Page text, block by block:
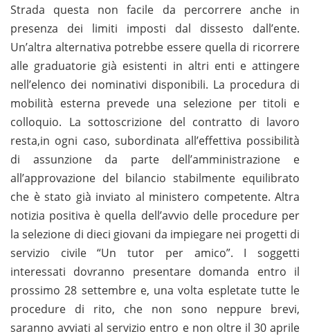
Strada questa non facile da percorrere anche in
presenza dei limiti imposti dal dissesto dall’ente.
Un’altra alternativa potrebbe essere quella di ricorrere
alle graduatorie già esistenti in altri enti e attingere
nell’elenco dei nominativi disponibili. La procedura di
mobilità esterna prevede una selezione per titoli e
colloquio. La sottoscrizione del contratto di lavoro
resta,in ogni caso, subordinata all’effettiva possibilità
di assunzione da parte dell’amministrazione e
all’approvazione del bilancio stabilmente equilibrato
che è stato già inviato al ministero competente. Altra
notizia positiva è quella dell’avvio delle procedure per
la selezione di dieci giovani da impiegare nei progetti di
servizio civile “Un tutor per amico”. I soggetti
interessati dovranno presentare domanda entro il
prossimo 28 settembre e, una volta espletate tutte le
procedure di rito, che non sono neppure brevi,
saranno avviati al servizio entro e non oltre il 30 aprile